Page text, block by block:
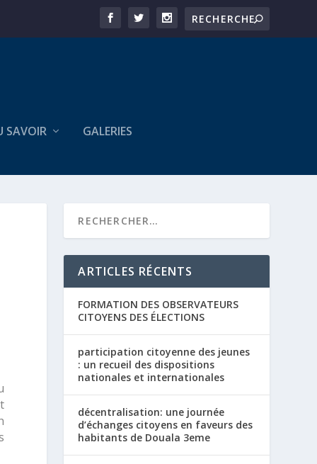
SAVOIR GALERIES
ARTICLES RÉCENTS
FORMATION DES OBSERVATEURS
CITOYENS DES ÉLECTIONS
participation citoyenne des jeunes
: un recueil des dispositions
nationales et internationales
décentralisation: une journée
d’échanges citoyens en faveurs des
habitants de Douala 3eme